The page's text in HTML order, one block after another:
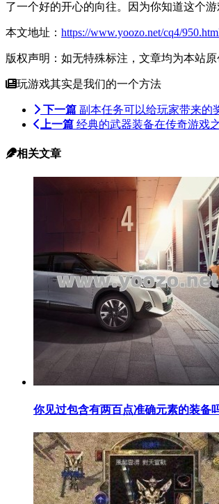
了一个好的开心的向往。因为你知道这个游
本文地址： https://www.yoozo.net/cq4/
版权声明：如无特殊标注，文章均为本站
玩游戏其实是我们的一个方法
下一篇 副本任务可以给玩家带来的
上一篇 经典的武器装备在传奇游戏
相关文章
你见过包含有两百点准确元素的装备